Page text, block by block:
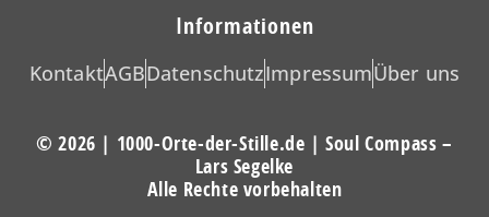
Informationen
KontaktAGBDatenschutzImpressumÜber uns
© 2026 | 1000-Orte-der-Stille.de | Soul Compass –
Lars Segelke
Alle Rechte vorbehalten